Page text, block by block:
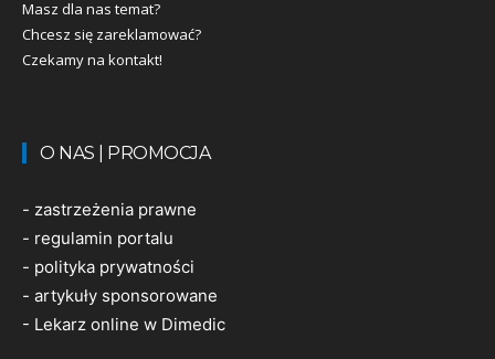
Masz dla nas temat?
Chcesz się zareklamować?
Czekamy na kontakt!
O NAS | PROMOCJA
- zastrzeżenia prawne
- regulamin portalu
- polityka prywatności
- artykuły sponsorowane
- Lekarz online w Dimedic